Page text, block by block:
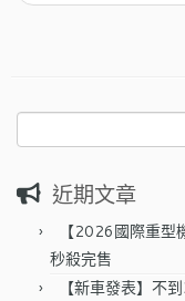
尋
鍵
近期文章
【2026國際重
秒殺完售
【新車發表】不